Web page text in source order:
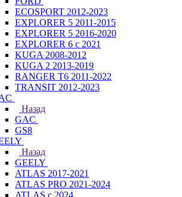
ECOSPORT 2012-2023
EXPLORER 5 2011-2015
EXPLORER 5 2016-2020
EXPLORER 6 с 2021
KUGA 2008-2012
KUGA 2 2013-2019
RANGER T6 2011-2022
TRANSIT 2012-2023
Назад
GAC
GS8
Назад
GEELY
ATLAS 2017-2021
ATLAS PRO 2021-2024
ATLAS с 2024